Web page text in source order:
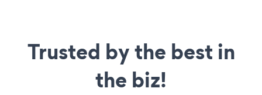
Trusted by the best in
the biz!